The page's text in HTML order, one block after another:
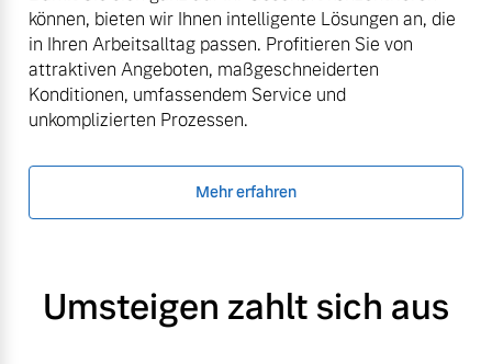
können, bieten wir Ihnen intelligente Lösungen an, die
in Ihren Arbeitsalltag passen. Profitieren Sie von
attraktiven Angeboten, maßgeschneiderten
Konditionen, umfassendem Service und
unkomplizierten Prozessen.
Mehr erfahren
Umsteigen zahlt sich aus